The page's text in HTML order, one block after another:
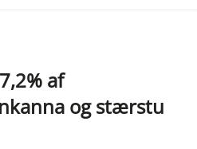
af
og stærstu